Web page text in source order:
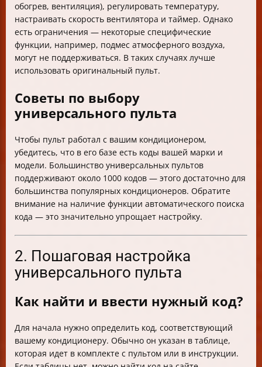
обогрев, вентиляция), регулировать температуру,
настраивать скорость вентилятора и таймер. Однако
есть ограничения — некоторые специфические
функции, например, подмес атмосферного воздуха,
могут не поддерживаться. В таких случаях лучше
использовать оригинальный пульт.
Советы по выбору
универсального пульта
Чтобы пульт работал с вашим кондиционером,
убедитесь, что в его базе есть коды вашей марки и
модели. Большинство универсальных пультов
поддерживают около 1000 кодов — этого достаточно для
большинства популярных кондиционеров. Обратите
внимание на наличие функции автоматического поиска
кода — это значительно упрощает настройку.
2. Пошаговая настройка
универсального пульта
Как найти и ввести нужный код?
Для начала нужно определить код, соответствующий
вашему кондиционеру. Обычно он указан в таблице,
которая идет в комплекте с пультом или в инструкции.